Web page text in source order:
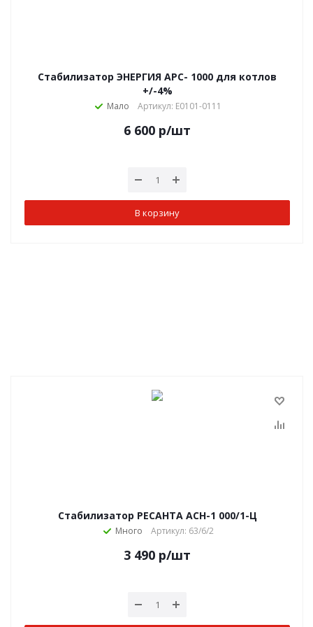
Стабилизатор ЭНЕРГИЯ АРС- 1000 для котлов
+/-4%
Мало Артикул: Е0101-0111
6 600 р/шт
В корзину
Стабилизатор РЕСАНТА АСН-1 000/1-Ц
Много Артикул: 63/6/2
3 490 р/шт